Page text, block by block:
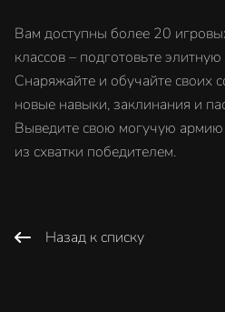
Вам доступны более 20
классов – подготовьте
Снаряжайте и обучайте своих
новые навыки, заклинания и
Выведите свою могучую армию
из схватки победителем.
Назад к списку